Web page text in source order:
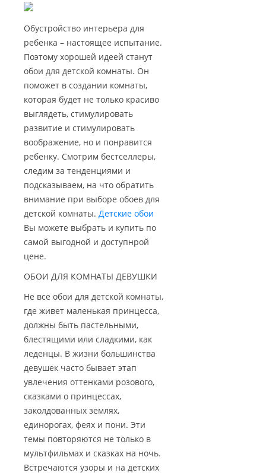
Обустройство интерьера для
ребенка – настоящее испытание.
Поэтому хорошей идеей станут
обои для детской комнаты. Он
поможет в создании комнаты,
которая будет не только красиво
выглядеть, стимулировать
развитие и стимулировать
воображение, но и понравится
ребенку. Смотрим бестселлеры,
следим за тенденциями и
подсказываем, на что обратить
внимание при выборе обоев для
детской комнаты. Детские обои
Вы можете выбрать и купить по
самой выгодной и доступнрой
цене.
ОБОИ ДЛЯ КОМНАТЫ ДЕВУШКИ
Не все обои для детской комнаты,
где живет маленькая принцесса,
должны быть пастельными,
блестящими или сладкими, как
леденцы. В жизни большинства
девушек часто бывает этап
увлечения оттенками розового,
сказками о принцессах,
заколдованных землях,
единорогах, феях и пони. Эти
темы повторяются не только в
мультфильмах и сказках на ночь.
Встречаются узоры и на детских